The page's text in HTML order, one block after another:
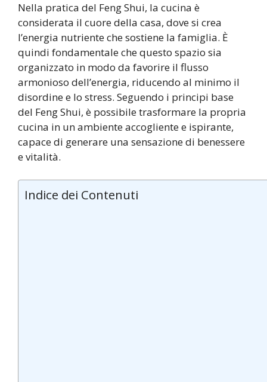
Nella pratica del Feng Shui, la cucina è
considerata il cuore della casa, dove si crea
l’energia nutriente che sostiene la famiglia. È
quindi fondamentale che questo spazio sia
organizzato in modo da favorire il flusso
armonioso dell’energia, riducendo al minimo il
disordine e lo stress. Seguendo i principi base
del Feng Shui, è possibile trasformare la propria
cucina in un ambiente accogliente e ispirante,
capace di generare una sensazione di benessere
e vitalità.
Indice dei Contenuti